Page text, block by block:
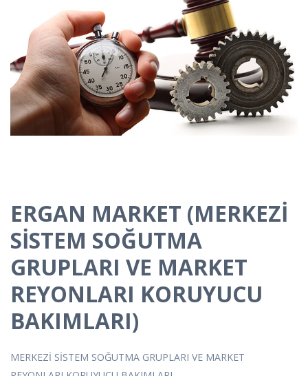
ERGAN MARKET (MERKEZİ
SİSTEM SOĞUTMA
GRUPLARI VE MARKET
REYONLARI KORUYUCU
BAKIMLARI)
MERKEZİ SİSTEM SOĞUTMA GRUPLARI VE MARKET